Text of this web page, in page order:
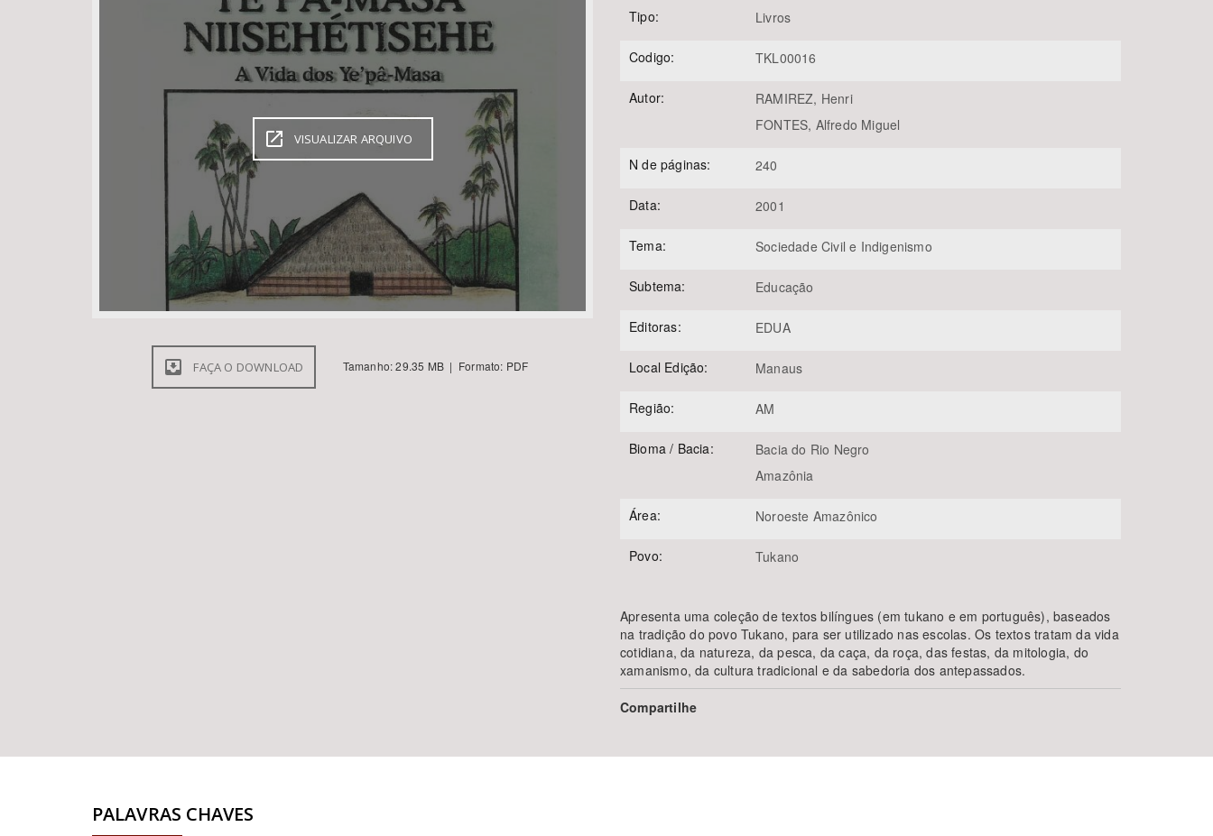
Área de Levantamento
VISUALIZAR ARQUIVO
FAÇA O DOWNLOAD Tamanho: 29.35 MB | Formato: PDF
Tipo: Livros
Codigo: TKL00016
Autor:
RAMIREZ, Henri
FONTES, Alfredo Miguel
N de páginas: 240
Data: 2001
Tema: Sociedade Civil e Indigenismo
Subtema: Educação
Editoras: EDUA
Local Edição: Manaus
Região: AM
Bioma / Bacia:
Bacia do Rio Negro
Amazônia
Área: Noroeste Amazônico
Povo: Tukano
Apresenta uma coleção de textos bilíngues (em tukano e em português), baseados
na tradição do povo Tukano, para ser utilizado nas escolas. Os textos tratam da vida
cotidiana, da natureza, da pesca, da caça, da roça, das festas, da mitologia, do
xamanismo, da cultura tradicional e da sabedoria dos antepassados.
Compartilhe
PALAVRAS CHAVES